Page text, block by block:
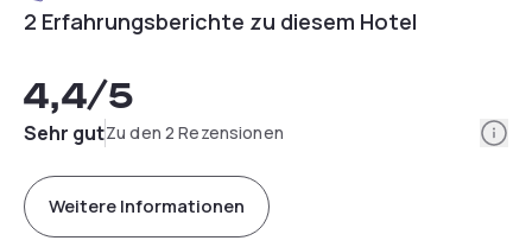
2 Erfahrungsberichte zu diesem Hotel
4,4/5
Sehr gutZu den 2 Rezensionen
Weitere Informationen